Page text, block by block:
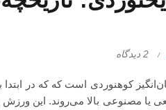
2 دیدگاه
کوهنوردی است که که در
یا مصنوعی بالا می‌روند. این